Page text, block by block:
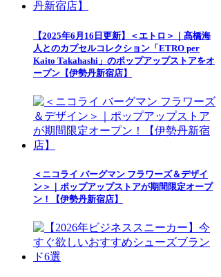
【2025年6月16日更新】＜エトロ＞｜髙橋海
人とのカプセルコレクション「ETRO per
Kaito Takahashi」のポップアップストアをオ
ープン【伊勢丹新宿店】
＜ニコライ バーグマン フラワーズ＆デザイ
ン＞｜ポップアップストアが期間限定オープ
ン！【伊勢丹新宿店】